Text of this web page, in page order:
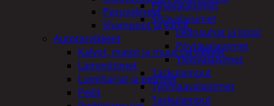
Pihavalaisimet
Sisävalaisimet
Lednauhat ja listat
Pöytävalaisimet
Yleisvalaisimet
Taskulamput
Työmaavalaisimet
Taskulamput
Pesuvälineet
Shampoot ja vahat
Autotarvikkeet
Kalvot, matot ja muut tarvikkeet
Lämmittimet
Lumiharjat ja peitteet
Peilit